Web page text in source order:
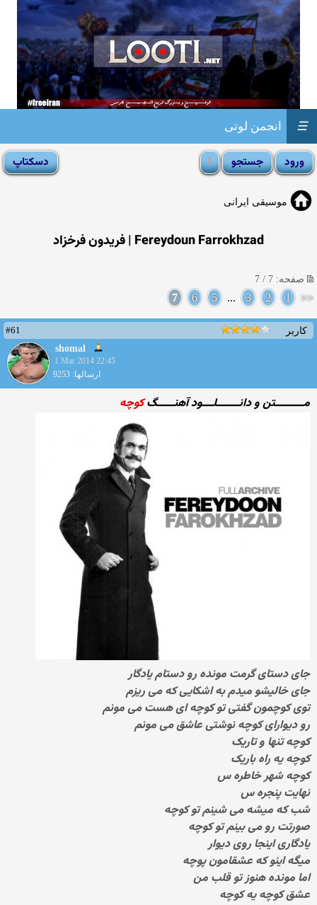
انجمن لوتی ☰
موسیقی ایرانی
Fereydoun Farrokhzad | فریدون فرخزاد
صفحه: 7 / 7
<<
1
2
3
...
5
6
7
کاربر
#61
shomal
1 Mar 2014 22:45
ارسالها: 9253
مــــــــــتن و دانــــــــلــــود آهنــــــگکوچه
جای دستای گرمت مونده رو دستام یادگار
جای خالیشو میدم به اشکایی که می ریزم
توی کوچمون گفتی تو کوچه ای هست می مونم
رو دیوارای کوچه نوشتی عاشق می مونم
کوچه تنها و تاریک
کوچه یه راه باریک
کوچه شهر خاطره س
نهایت پنجره س
شب که میشه می شینم تو کوچه
صورتت رو می بینم تو کوچه
یادگاری اینجا روی دیوار
میگه اینو که عشقامون پوچه
اما مونده هنوز تو قلب من
عشق کوچه یه کوچه